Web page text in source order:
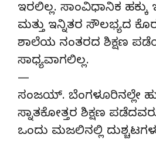
ಇರಲಿಲ್ಲ. ಸಾಂವಿಧಾನಿಕ ಹಕ್ಕು
ಮತ್ತು ಇನ್ನಿತರ ಸೌಲಭ್ಯದ
ಶಾಲೆಯ ನಂತರದ ಶಿಕ್ಷಣ
ಸಾಧ್ಯವಾಗಲಿಲ್ಲ.
—
ಸಂಜಯ್. ಬೆಂಗಳೂರಿನಲ್ಲೇ
ಸ್ನಾತಕೋತ್ತರ ಶಿಕ್ಷಣ
ಒಂದು ಮಜಲಿನಲ್ಲಿ